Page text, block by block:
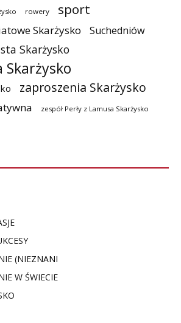
rowery sport
Skarżysko Suchedniów
Skarżysko
zaproszenia Skarżysko
zespół Perły z Lamusa Skarżysko
(NIEZNANI
W ŚWIECIE